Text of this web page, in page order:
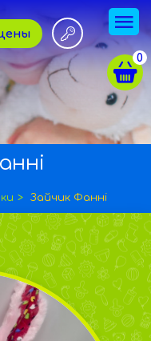
0
Зайчик Фанні